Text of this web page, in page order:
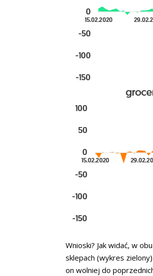
Wnioski? Jak widać, w
sklepach (wykres
on wolniej do